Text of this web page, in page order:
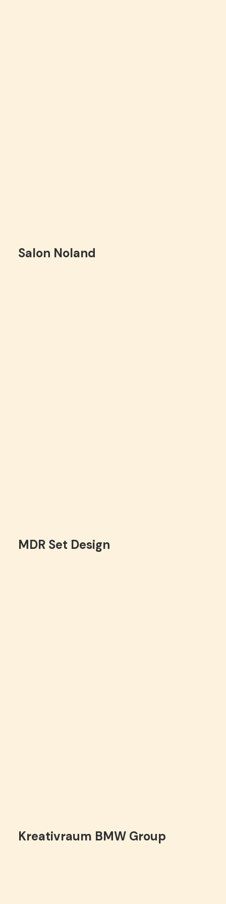
Salon Noland
MDR Set Design
Kreativraum BMW Group